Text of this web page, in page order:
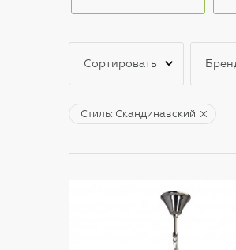
Сортировать
Стиль: Скандинавский